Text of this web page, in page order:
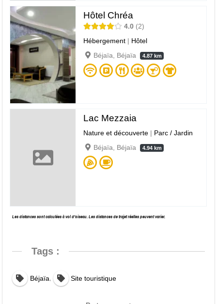
Hôtel Chréa
4.0
2
Hébergement | Hôtel
Béjaïa, Béjaïa
4.87 km
Lac Mezzaia
Nature et découverte | Parc / Jardin
Béjaïa, Béjaïa
4.94 km
Les distances sont calculées à vol d’oiseau. Les distances de trajet réelles peuvent varier.
Tags :
Béjaïa Site touristique